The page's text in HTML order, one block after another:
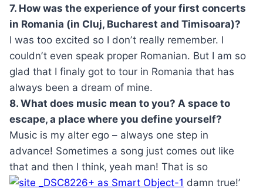
7. How was the experience of your first concerts
in Romania (in Cluj, Bucharest and Timisoara)?
I was too excited so I donʼt really remember. I
couldnʼt even speak proper Romanian. But I am so
glad that I finaly got to tour in Romania that has
always been a dream of mine.
8. What does music mean to you? A space to
escape, a place where you define yourself?
Music is my alter ego – always one step in
advance! Sometimes a song just comes out like
that and then I think‚ yeah man! That is so
damn true!ʼ